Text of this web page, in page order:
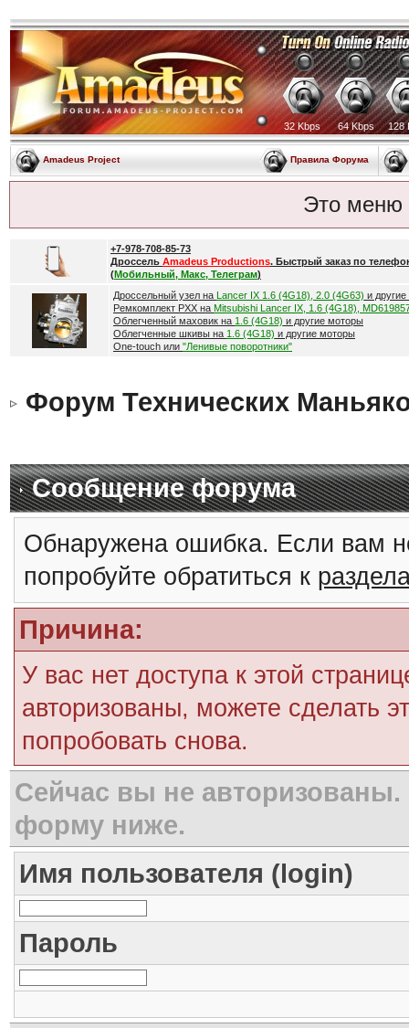
32 Kbps 64 Kbps 128
Amadeus Project Правила Форума
Это меню
+7-978-708-85-73
Дроссель Amadeus Productions. Быстрый заказ по
(Мобильный, Макс, Телеграм)
Дроссельный узел на Lancer IX 1.6 (4G18), 2.0 (4G63) и
Ремкомплект РХХ на Mitsubishi Lancer IX, 1.6 (4G18),
Облегченный маховик на 1.6 (4G18) и другие моторы
Облегченные шкивы на 1.6 (4G18) и другие моторы
One-touch или "Ленивые поворотники"
Форум Технических
Сообщение форума
Обнаружена ошибка. Если вам
попробуйте обратиться к
Причина:
У вас нет доступа к этой
авторизованы, можете сделать
попробовать снова.
Сейчас вы не авторизованы.
форму ниже.
Имя пользователя (login)
Пароль